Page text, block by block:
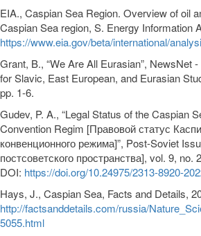
EIA., Caspian Sea Region. Overview of oil
Caspian Sea region, S. Energy Information
https://www.eia.gov/beta/international/
Grant, B., “We Are All Eurasian”, NewsNet
for Slavic, East European, and Eurasian
pp. 1-6.
Gudev, P. A., “Legal Status of the Caspian
Convention Regim [Правовой статус
конвенционного режима]”, Post-Soviet
постсоветского пространства], vol. 9, no.
DOI: https://doi.org/10.24975/2313-8920-
Hays, J., Caspian Sea, Facts and Details,
http://factsanddetails.com/russia/
5055.html